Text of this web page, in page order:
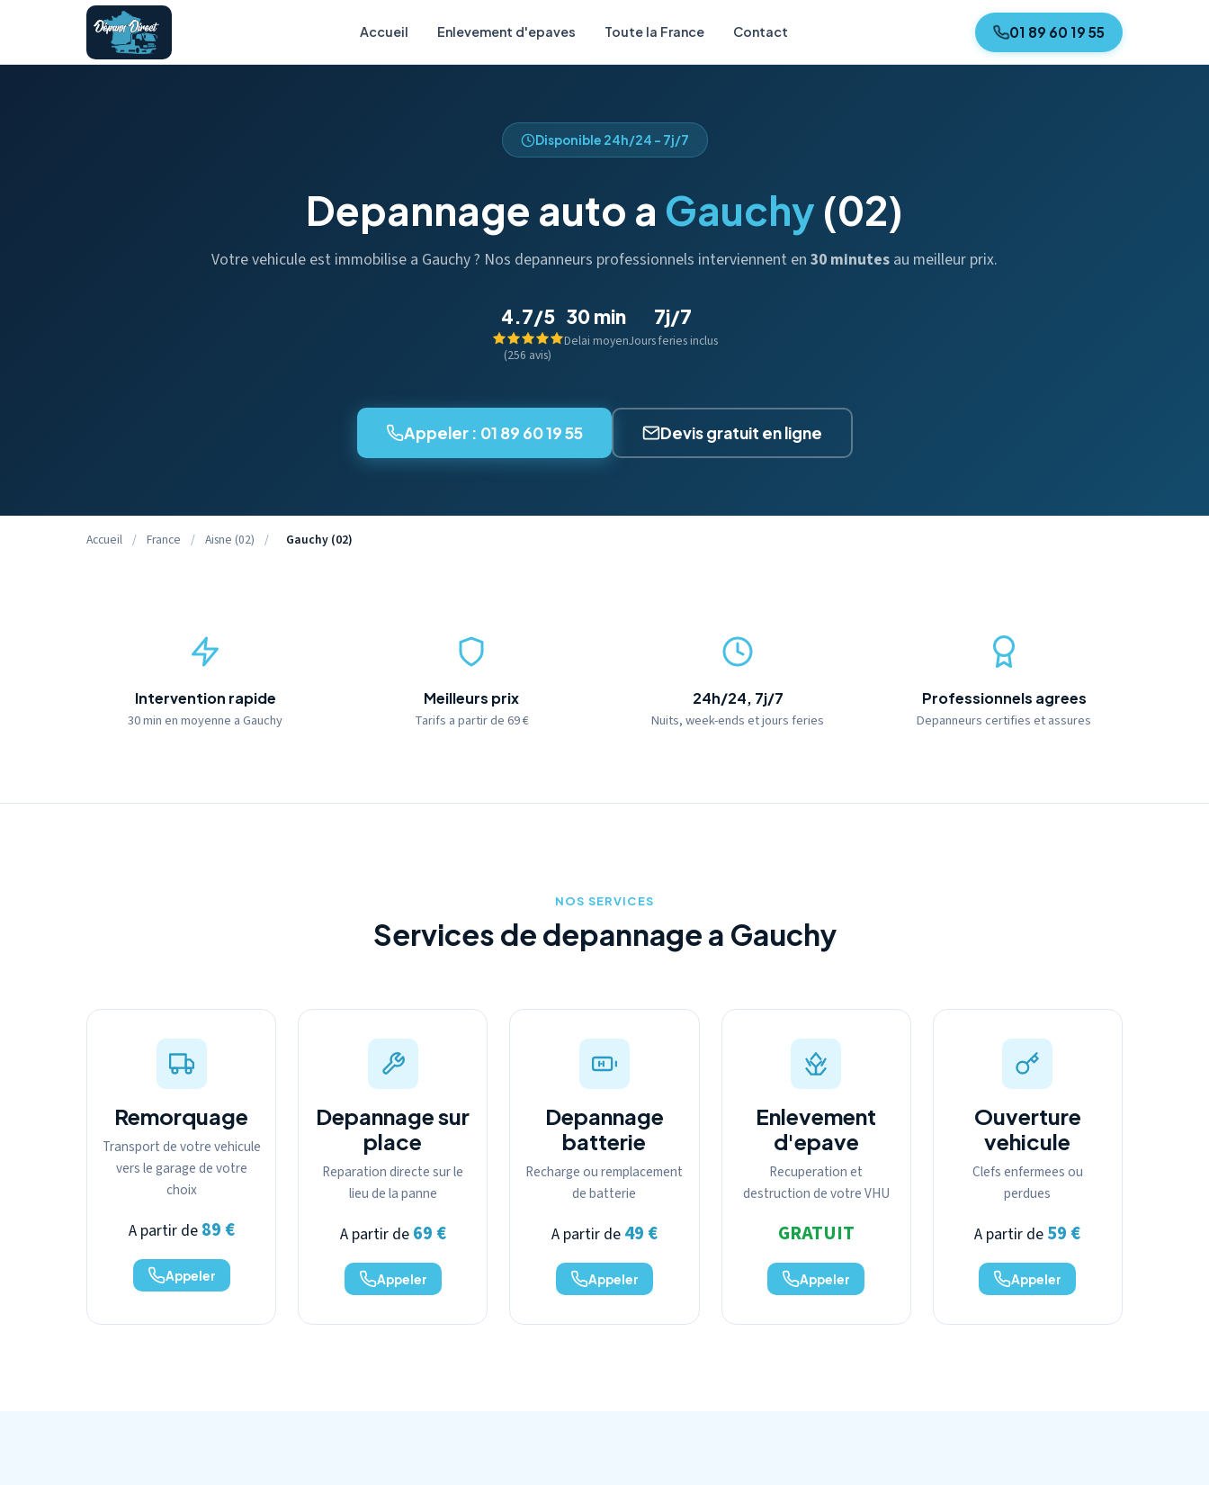
Accueil Enlevement d'epaves Toute la France Contact 01 89 60 19 55
Disponible 24h/24 - 7j/7
Depannage auto a Gauchy (02)
Votre vehicule est immobilise a Gauchy ? Nos depanneurs professionnels interviennent en 30 minutes au meilleur prix.
4.7/5
(256 avis)
30 min
Delai moyen
7j/7
Jours feries inclus
Appeler : 01 89 60 19 55 Devis gratuit en ligne
Accueil / France / Aisne (02) / Gauchy (02)
Intervention rapide
30 min en moyenne a Gauchy
Meilleurs prix
Tarifs a partir de 69 €
24h/24, 7j/7
Nuits, week-ends et jours feries
Professionnels agrees
Depanneurs certifies et assures
NOS SERVICES
Services de depannage a Gauchy
Remorquage
Transport de votre vehicule
vers le garage de votre
choix
A partir de 89 €
Appeler
Depannage sur
place
Reparation directe sur le
lieu de la panne
A partir de 69 €
Appeler
Depannage
batterie
Recharge ou remplacement
de batterie
A partir de 49 €
Appeler
Enlevement
d'epave
Recuperation et
destruction de votre VHU
GRATUIT
Appeler
Ouverture
vehicule
Clefs enfermees ou
perdues
A partir de 59 €
Appeler